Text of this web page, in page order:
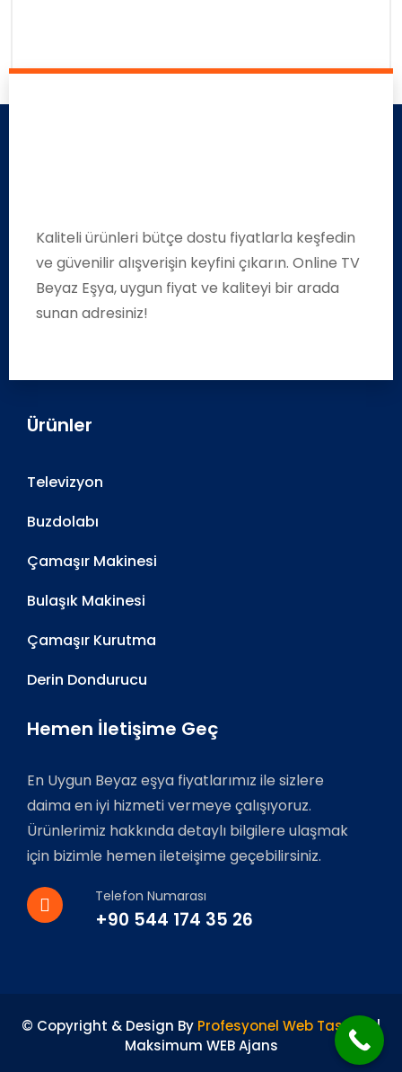
Kaliteli ürünleri bütçe dostu fiyatlarla keşfedin
ve güvenilir alışverişin keyfini çıkarın. Online TV
Beyaz Eşya, uygun fiyat ve kaliteyi bir arada
sunan adresiniz!
Ürünler
Televizyon
Buzdolabı
Çamaşır Makinesi
Bulaşık Makinesi
Çamaşır Kurutma
Derin Dondurucu
Hemen İletişime Geç
En Uygun Beyaz eşya fiyatlarımız ile sizlere
daima en iyi hizmeti vermeye çalışıyoruz.
Ürünlerimiz hakkında detaylı bilgilere ulaşmak
için bizimle hemen ileteişime geçebilirsiniz.
Telefon Numarası
+90 544 174 35 26
© Copyright & Design By Profesyonel Web Tasarım|
Maksimum WEB Ajans